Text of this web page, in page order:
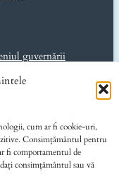
cum ar fi cookie-uri,
Consimțământul pentru
fi comportamentul de
consimțământul sau vă
guvernării